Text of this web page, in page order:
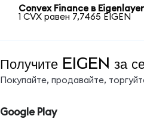
Convex Finance в Eigenlayer
1 CVX равен 7,7465 EIGEN
Получите EIGEN за
Покупайте, продавайте,
Google Play